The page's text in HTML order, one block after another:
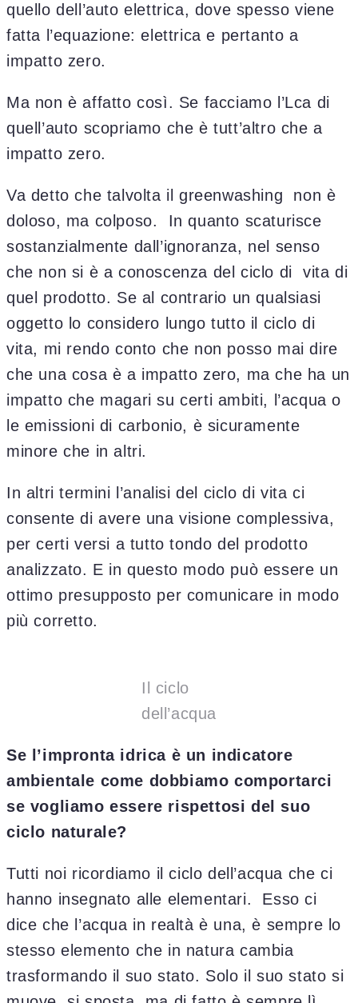
quello dell’auto elettrica, dove spesso viene
fatta l’equazione: elettrica e pertanto a
impatto zero.
Ma non è affatto così. Se facciamo l’Lca di
quell’auto scopriamo che è tutt’altro che a
impatto zero.
Va detto che talvolta il greenwashing non è
doloso, ma colposo. In quanto scaturisce
sostanzialmente dall’ignoranza, nel senso
che non si è a conoscenza del ciclo di vita di
quel prodotto. Se al contrario un qualsiasi
oggetto lo considero lungo tutto il ciclo di
vita, mi rendo conto che non posso mai dire
che una cosa è a impatto zero, ma che ha un
impatto che magari su certi ambiti, l’acqua o
le emissioni di carbonio, è sicuramente
minore che in altri.
In altri termini l’analisi del ciclo di vita ci
consente di avere una visione complessiva,
per certi versi a tutto tondo del prodotto
analizzato. E in questo modo può essere un
ottimo presupposto per comunicare in modo
più corretto.
Il ciclo
dell’acqua
Se l’impronta idrica è un indicatore
ambientale come dobbiamo comportarci
se vogliamo essere rispettosi del suo
ciclo naturale?
Tutti noi ricordiamo il ciclo dell’acqua che ci
hanno insegnato alle elementari. Esso ci
dice che l’acqua in realtà è una, è sempre lo
stesso elemento che in natura cambia
trasformando il suo stato. Solo il suo stato si